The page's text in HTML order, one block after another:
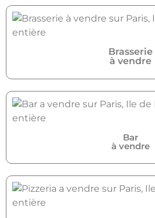
Brasserie
à vendre
Bar
à vendre